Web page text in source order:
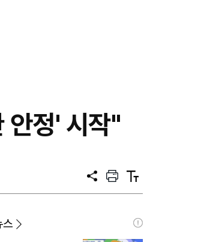
안정' 시작"
공
프
트
텍
트
스